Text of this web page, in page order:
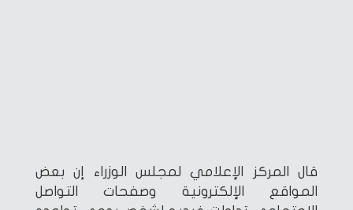
قال المركز الإعلامي لمجلس الوزراء إن بعض
المواقع الإلكترونية وصفحات التواصل